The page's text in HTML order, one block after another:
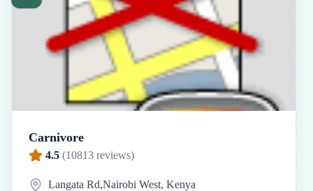
Carnivore
4.5 (10813 reviews)
Langata Rd,Nairobi West, Kenya